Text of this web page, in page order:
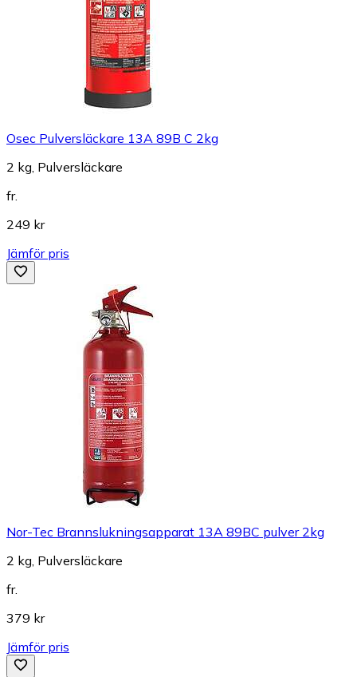
Osec Pulversläckare 13A 89B C 2kg
2 kg, Pulversläckare
fr.
249 kr
Jämför pris
Nor-Tec Brannslukningsapparat 13A 89BC pulver 2kg
2 kg, Pulversläckare
fr.
379 kr
Jämför pris